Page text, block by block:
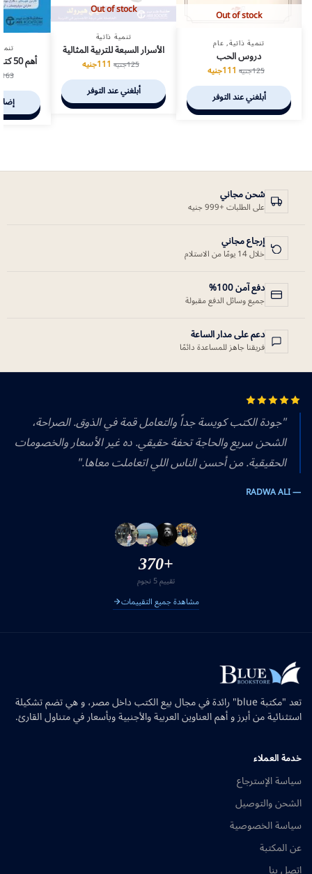
Out of stock
تنمية ذاتية,عام
دروس الحب
125جنيه 111جنيه
أبلغني عند التوفر
Out of stock
تنمية ذاتية
الأسرار السبعة للتربية المثالية
125جنيه 111جنيه
أبلغني عند التوفر
أهم 50 كتاب في علم النفس
163
شحن مجاني
على الطلبات +999 جنيه
إرجاع مجاني
خلال 14 يومًا من الاستلام
دفع آمن 100%
جميع وسائل الدفع مقبولة
دعم على مدار الساعة
فريقنا جاهز للمساعدة دائمًا
"جودة الكتب كويسة جداً والتعامل قمة في الذوق. الصراحة،
الشحن سريع والحاجة تحفة حقيقي. ده غير الأسعار والخصومات
الحقيقية. من أحسن الناس اللي اتعاملت معاها."
— RADWA ALI
+370
تقييم 5 نجوم
مشاهدة جميع التقييمات
تعد "مكتبة blue" رائدة في مجال بيع الكتب داخل مصر، و هي تضم تشكيلة
استثنائية من أبرز و أهم العناوين العربية والأجنبية وبأسعار في متناول القارئ.
خدمة العملاء
سياسة الإسترجاع
الشحن والتوصيل
سياسة الخصوصية
عن المكتبة